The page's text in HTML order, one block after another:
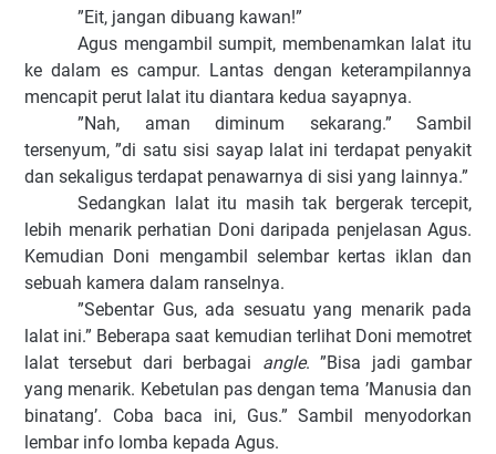
”Eit, jangan dibuang kawan!”
Agus mengambil sumpit, membenamkan lalat itu
ke dalam es campur. Lantas dengan keterampilannya
mencapit perut lalat itu diantara kedua sayapnya.
”Nah, aman diminum sekarang.” Sambil
tersenyum, ”di satu sisi sayap lalat ini terdapat penyakit
dan sekaligus terdapat penawarnya di sisi yang lainnya.”
Sedangkan lalat itu masih tak bergerak tercepit,
lebih menarik perhatian Doni daripada penjelasan Agus.
Kemudian Doni mengambil selembar kertas iklan dan
sebuah kamera dalam ranselnya.
”Sebentar Gus, ada sesuatu yang menarik pada
lalat ini.” Beberapa saat kemudian terlihat Doni memotret
lalat tersebut dari berbagai angle. ”Bisa jadi gambar
yang menarik. Kebetulan pas dengan tema ’Manusia dan
binatang’. Coba baca ini, Gus.” Sambil menyodorkan
lembar info lomba kepada Agus.